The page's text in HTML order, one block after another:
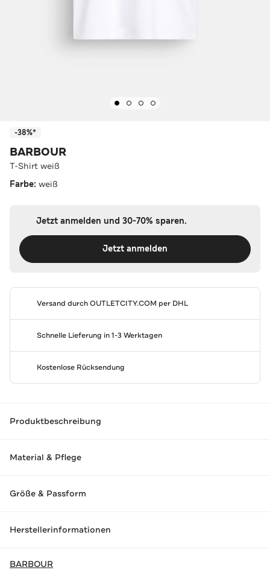
-38%*
BARBOUR
T-Shirt weiß
Farbe: weiß
Jetzt anmelden und 30-70% sparen.
Jetzt anmelden
Versand durchOUTLETCITY.COM per DHL
Schnelle Lieferung in 1-3 Werktagen
Kostenlose Rücksendung
Produktbeschreibung
Material & Pflege
Größe & Passform
Herstellerinformationen
BARBOUR